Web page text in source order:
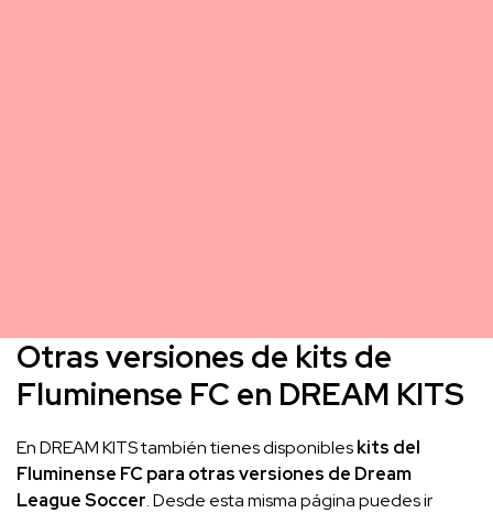
Otras versiones de kits de
Fluminense FC en DREAM KITS
En DREAM KITS también tienes disponibleskits del
Fluminense FC para otras versiones de Dream
League Soccer. Desde esta misma página puedes ir